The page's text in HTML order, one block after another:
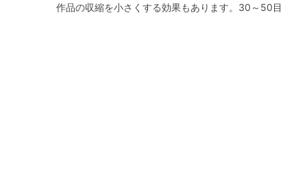
作品の収縮を小さくする効果もあります。30～50目